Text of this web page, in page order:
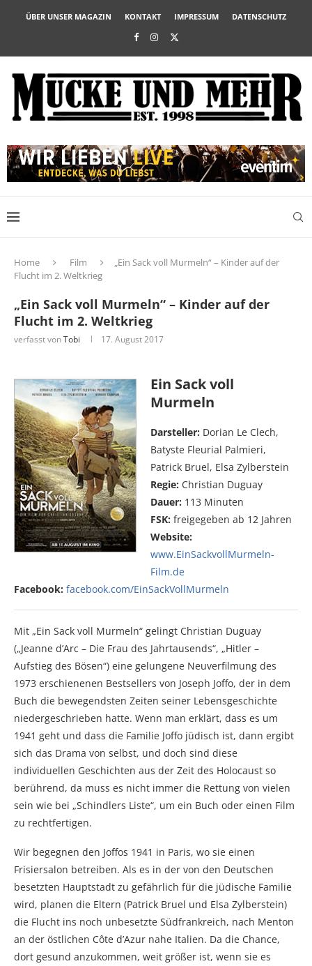
ÜBER UNSER MAGAZIN KONTAKT IMPRESSUM DATENSCHUTZ
Home Film
„Ein Sack voll Murmeln“ – Kinder auf der
Flucht im 2. Weltkrieg
„Ein Sack voll Murmeln“ – Kinder auf der
Flucht im 2. Weltkrieg
verfasst vonTobi 17. August 2017
Ein Sack voll
Murmeln
Darsteller: Dorian Le Clech,
Batyste Fleurial Palmieri,
Patrick Bruel, Elsa Zylberstein
Regie: Christian Duguay
Dauer: 113 Minuten
FSK: freigegeben ab 12 Jahren
Website:
www.EinSackvollMurmeln-
Film.de
Facebook: facebook.com/EinSackVollMurmeln
Mit „Ein Sack voll Murmeln“ gelingt Christian Duguay
(„Jeanne d’Arc – Die Frau des Jahrtausends“, „Hitler –
Aufstieg des Bösen“) eine gelungene Neuverfilmung des
1973 erschienenen Bestsellers von Joseph Joffo, der in dem
Buch die bewegendsten Zeiten seiner Lebensgeschichte
niedergeschrieben hatte. Wenn man erklärt, dass es um
1941 geht und dass die Familie Joffo jüdisch ist, dann ergibt
sich das Drama von selbst, und doch sind diese
individuellen Geschichten aus der Zeit des Holocaust so
berührend, da muss es nicht immer die Rettung von vielen
sein wie bei „Schindlers Liste“, um ein Buch oder einen Film
zu rechtfertigen.
Wir begegnen den Joffos 1941 in Paris, wo sie einen
Frisiersalon betreiben. Als es in der von den Deutschen
besetzten Hauptstadt zu gefährlich für die jüdische Familie
wird, planen die Eltern (Patrick Bruel und Elsa Zylberstein)
die Flucht ins noch unbesetzte Südfrankreich, nach Menton
an der östlichen Côte d’Azur nahe Italien. Da die Chance,
dort gesund anzukommen, weit größer ist, wenn sie es